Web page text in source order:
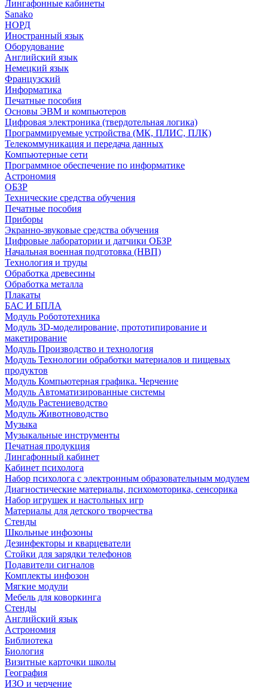
Лингафонные кабинеты
Sanako
НОРД
Иностранный язык
Оборудование
Английский язык
Немецкий язык
Французский
Информатика
Печатные пособия
Основы ЭВМ и компьютеров
Цифровая электроника (твердотельная логика)
Программируемые устройства (МК, ПЛИС, ПЛК)
Телекоммуникация и передача данных
Компьютерные сети
Программное обеспечение по информатике
Астрономия
ОБЗР
Технические средства обучения
Печатные пособия
Приборы
Экранно-звуковые средства обучения
Цифровые лаборатории и датчики ОБЗР
Начальная военная подготовка (НВП)
Технология и труды
Обработка древесины
Обработка металла
Плакаты
БАС И БПЛА
Модуль Робототехника
Модуль 3D-моделирование, прототипирование и
макетирование
Модуль Производство и технология
Модуль Технологии обработки материалов и пищевых
продуктов
Модуль Компьютерная графика. Черчение
Модуль Автоматизированные системы
Модуль Растениеводство
Модуль Животноводство
Музыка
Музыкальные инструменты
Печатная продукция
Лингафонный кабинет
Кабинет психолога
Набор психолога с электронным образовательным модулем
Диагностические материалы, психомоторика, сенсорика
Набор игрушек и настольных игр
Материалы для детского творчества
Стенды
Школьные инфозоны
Дезинфекторы и кварцеватели
Стойки для зарядки телефонов
Подавители сигналов
Комплекты инфозон
Мягкие модули
Мебель для коворкинга
Стенды
Английский язык
Астрономия
Библиотека
Биология
Визитные карточки школы
География
ИЗО и черчение